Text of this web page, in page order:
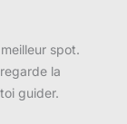
spot.
la
guider.